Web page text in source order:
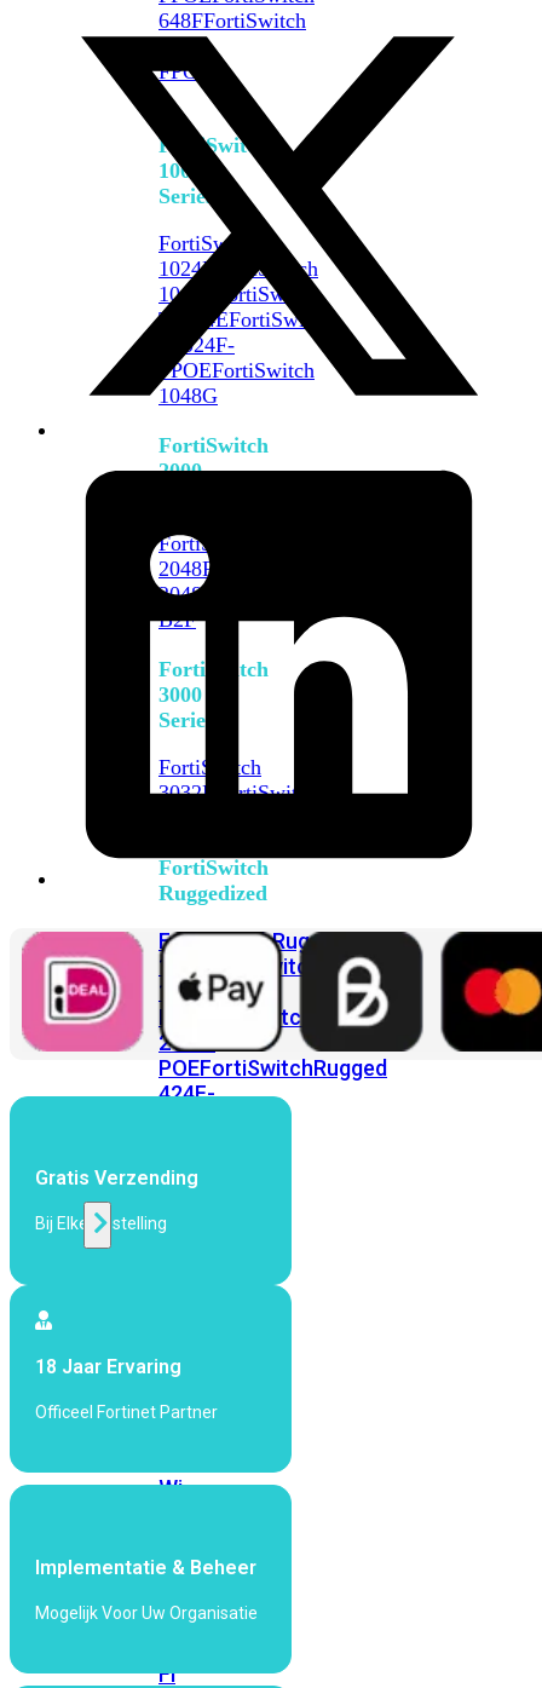
648FFortiSwitch
648F-
FPOE
FortiSwitch
1000
Series
FortiSwitch
1024E
FortiSwitch
1048E
FortiSwitch
T1024EFortiSwitch
T1024F-
FPOEFortiSwitch
1048G
FortiSwitch
2000
FortiSwitch
2048F
2048F-
B2F
FortiSwitch
3000
Series
FortiSwitch
3032E
FortiSwitch
FortiSwitch
Ruggedized
FortiSwitchRugged
108F
FortiSwitchRugged
112F-
POE
FortiSwitchRugged
216F-
POEFortiSwitchRugged
424F-
WiFi
Fi
Wi-
Fi
Fi
Fi
Gratis Verzending
Bij Elke Bestelling
18 Jaar Ervaring
Officeel Fortinet Partner
Implementatie & Beheer
Mogelijk Voor Uw Organisatie